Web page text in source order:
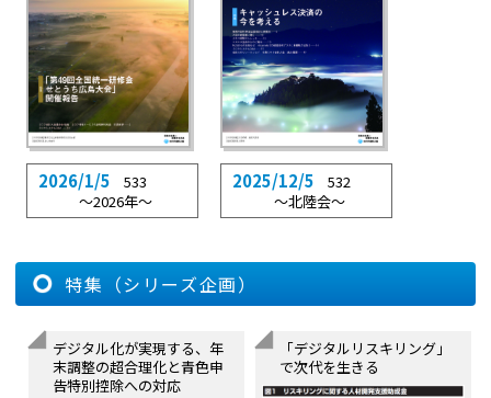
2026/1/5 533
〜2026年〜
2025/12/5 532
〜北陸会〜
特集（シリーズ企画）
デジタル化が実現する、年
末調整の超合理化と青色申
告特別控除への対応
「デジタルリスキリング」
で次代を生きる